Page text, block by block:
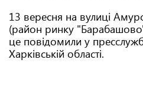
13 вересня на вулиці
(район ринку
це повідомили у
Харківській області.